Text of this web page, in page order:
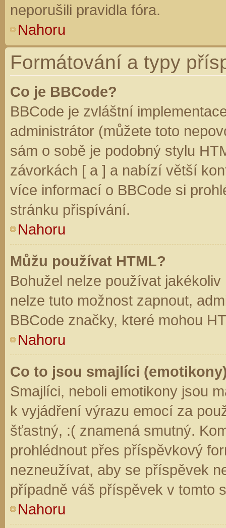
neporušili pravidla fóra.
Nahoru
Formátování a typy
Co je BBCode?
BBCode je zvláštní
administrátor (můžete toto
sám o sobě je podobný stylu
závorkách [ a ] a nabízí větší
více informací o BBCode si
stránku přispívání.
Nahoru
Můžu používat HTML?
Bohužel nelze používat
nelze tuto možnost zapnout,
BBCode značky, které mohou
Nahoru
Co to jsou smajlíci
Smajlíci, neboli emotikony jsou
k vyjádření výrazu emocí za
šťastný, :( znamená smutný.
prohlédnout přes příspěvkový
nezneužívat, aby se příspěvek
případně váš příspěvek v tomto
Nahoru